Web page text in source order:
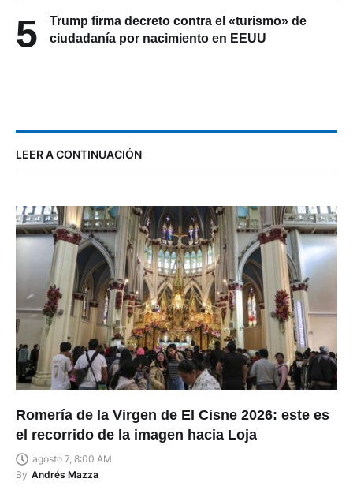
5
Trump firma decreto contra el «turismo» de
ciudadanía por nacimiento en EEUU
LEER A CONTINUACIÓN
Romería de la Virgen de El Cisne 2026: este es
el recorrido de la imagen hacia Loja
agosto 7, 8:00 AM
By Andrés Mazza